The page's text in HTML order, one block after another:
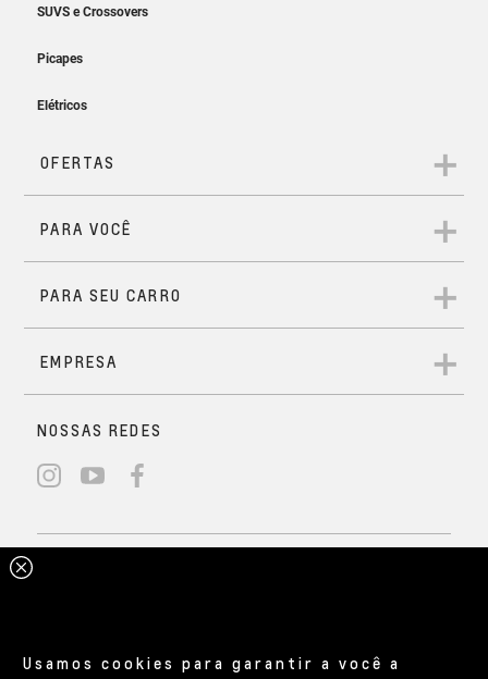
Usamos cookies para garantir a você a